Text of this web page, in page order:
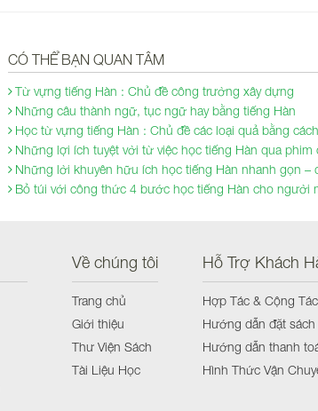
CÓ THỂ BẠN QUAN TÂM
Từ vựng tiếng Hàn : Chủ đề công trường xây dựng
Những câu thành ngữ, tục ngữ hay bằng tiếng Hàn
Học từ vựng tiếng Hàn : Chủ đề các loại quả bằng
Những lợi ích tuyệt vời từ việc học tiếng Hàn qua phim
Những lời khuyên hữu ích học tiếng Hàn nhanh gọn –
Bỏ túi với công thức 4 bước học tiếng Hàn cho người
Về chúng tôi
Trang chủ
Giới thiệu
Thư Viện Sách
Tài Liệu Học
Hỗ Trợ Khách
Hợp Tác & Cộng Tác
Hướng dẫn đặt sách
Hướng dẫn thanh
Hình Thức Vận